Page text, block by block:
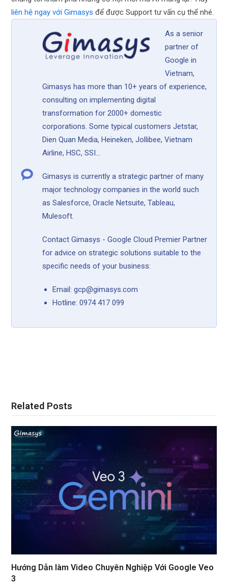
liên hệ ngay với Gimasys để được Support tư vấn cụ thể nhé.
As a senior
partner of
Google in
Vietnam,
Gimasys has more than 10+ years of experience,
consulting on implementing digital
transformation for 2000+ domestic
corporations. Some typical customers Jetstar,
Dien Quan Media, Heineken, Jollibee, Vietnam
Airline, HSC, SSI...
Gimasys is currently a strategic partner of many
major technology companies in the world such
as Salesforce, Oracle Netsuite, Tableau,
Mulesoft.
Contact Gimasys - Google Cloud Premier Partner
for advice on strategic solutions suitable to the
specific needs of your business:
Email: gcp@gimasys.com
Hotline: 0974 417 099
Related Posts
Hướng Dẫn làm Video Chuyên Nghiệp Với Google Veo
3